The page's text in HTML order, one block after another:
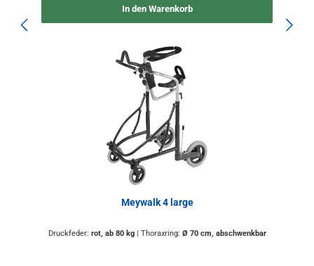
In den Warenkorb
Meywalk 4 large
Druckfeder: rot, ab 80 kg | Thoraxring: Ø 70 cm, abschwenkbar